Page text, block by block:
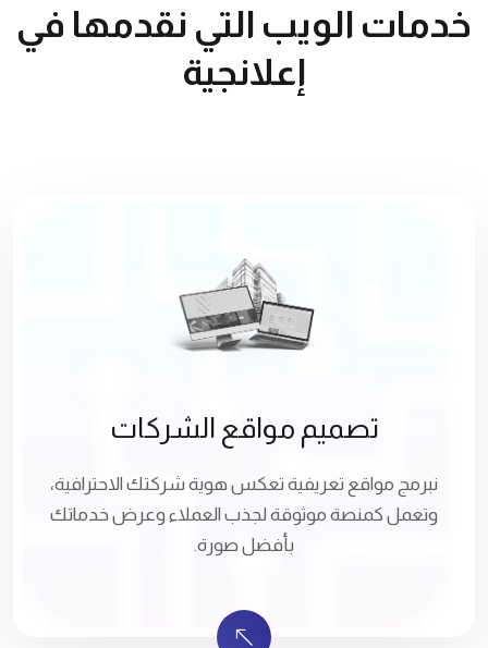
خدمات الويب التي نقدمها في
إعلانجية
تصميم مواقع الشركات
نبرمج مواقع تعريفية تعكس هوية شركتك الاحترافية،
وتعمل كمنصة موثوقة لجذب العملاء وعرض خدماتك
بأفضل صورة.